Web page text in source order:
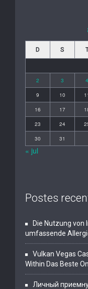
D S
2 3 4
9 10
16 17
23 24
30 31
« jul
Postes
Die Nutzung von
umfassende
Vulkan Vegas
Within Das Beste
Личный